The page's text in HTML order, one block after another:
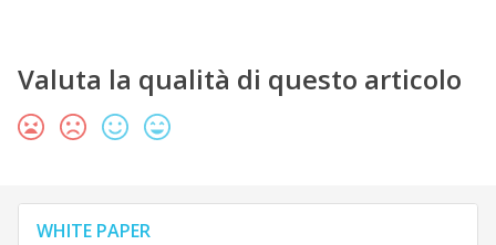
Valuta la qualità di questo articolo
WHITE PAPER